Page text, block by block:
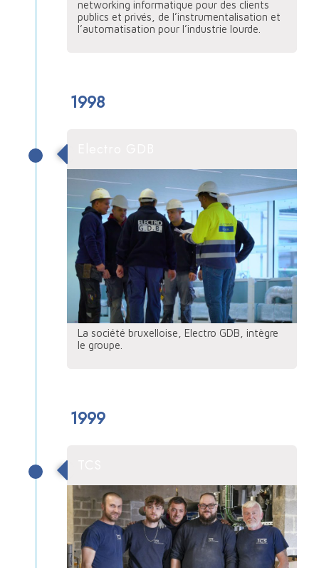
networking informatique pour des clients
publics et privés, de l’instrumentalisation et
l’automatisation pour l’industrie lourde.
1998
La société bruxelloise, Electro GDB, intègre
le groupe.
1999